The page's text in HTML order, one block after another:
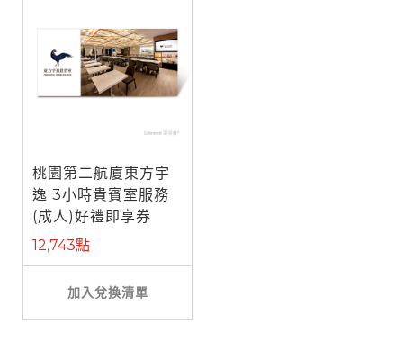
桃園第二航廈東方宇
逸 3小時貴賓室服務
(成人)好禮即享券
12,743點
加入兌換清單